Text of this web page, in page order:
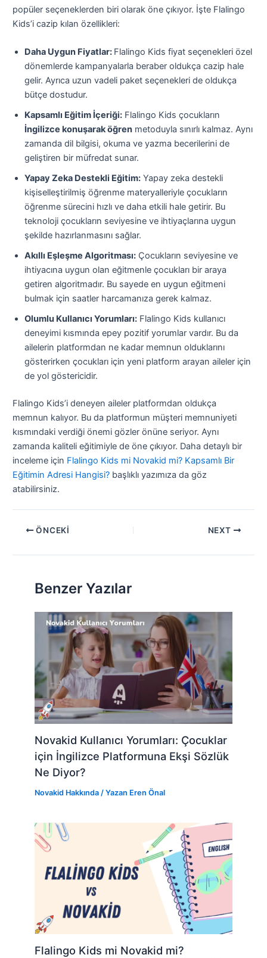
popüler seçeneklerden biri olarak öne çıkıyor. İşte Flalingo
Kids’i cazip kılan özellikleri:
Daha Uygun Fiyatlar: Flalingo Kids fiyat seçenekleri özel
dönemlerde kampanyalarla beraber oldukça cazip hale
gelir. Ayrıca uzun vadeli paket seçenekleri de oldukça
bütçe dostudur.
Kapsamlı Eğitim İçeriği: Flalingo Kids çocukların
İngilizce konuşarak öğren metoduyla sınırlı kalmaz. Aynı
zamanda dil bilgisi, okuma ve yazma becerilerini de
geliştiren bir müfredat sunar.
Yapay Zeka Destekli Eğitim: Yapay zeka destekli
kişiselleştirilmiş öğrenme materyalleriyle çocukların
öğrenme sürecini hızlı ve daha etkili hale getirir. Bu
teknoloji çocukların seviyesine ve ihtiyaçlarına uygun
şekilde hazırlanmasını sağlar.
Akıllı Eşleşme Algoritması: Çocukların seviyesine ve
ihtiyacına uygun olan eğitmenle çocukları bir araya
getiren algoritmadır. Bu sayede en uygun eğitmeni
bulmak için saatler harcamanıza gerek kalmaz.
Olumlu Kullanıcı Yorumları: Flalingo Kids kullanıcı
deneyimi kısmında epey pozitif yorumlar vardır. Bu da
ailelerin platformdan ne kadar memnun olduklarını
gösterirken çocukları için yeni platform arayan aileler için
de yol göstericidir.
Flalingo Kids’i deneyen aileler platformdan oldukça
memnun kalıyor. Bu da platformun müşteri memnuniyeti
kısmındaki verdiği önemi gözler önüne seriyor. Aynı
zamanda kaliteli eğitimiyle de öne çıkıyor. Daha detaylı bir
inceleme için Flalingo Kids mi Novakid mi? Kapsamlı Bir
Eğitimin Adresi Hangisi? başlıklı yazımıza da göz
atabilirsiniz.
ÖNCEKI NEXT
Benzer Yazılar
Novakid Kullanıcı Yorumları: Çocuklar
için İngilizce Platformuna Ekşi Sözlük
Ne Diyor?
Novakid Hakkında/ Yazan Eren Önal
Flalingo Kids mi Novakid mi?